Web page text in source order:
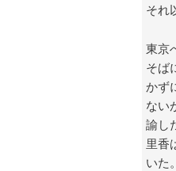
それ
東京
そば
かず
ない
諭し
里香
いた。